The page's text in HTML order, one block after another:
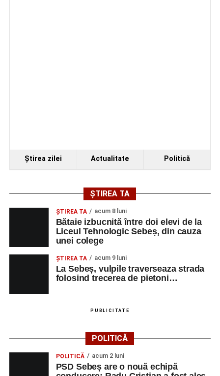
Ştirea zilei Actualitate Politică
ȘTIREA TA
ŞTIREA TA acum 8 luni
Bătaie izbucnită între doi elevi de la
Liceul Tehnologic Sebeș, din cauza
unei colege
ŞTIREA TA acum 9 luni
La Sebeș, vulpile traverseaza strada
folosind trecerea de pietoni…
PUBLICITATE
POLITICĂ
POLITICĂ acum 2 luni
PSD Sebeș are o nouă echipă